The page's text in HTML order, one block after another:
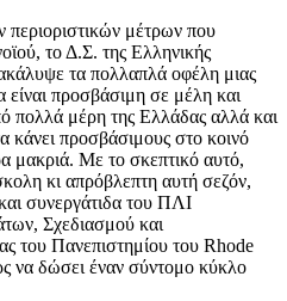
περιοριστικών μέτρων που
το Δ.Σ. της Ελληνικής
τα πολλαπλά οφέλη μιας
είναι προσβάσιμη σε μέλη και
πολλά μέρη της Ελλάδας αλλά και
κάνει προσβάσιμους στο κοινό
μακριά. Με το σκεπτικό αυτό,
κι απρόβλεπτη αυτή σεζόν,
συνεργάτιδα του ΠΛΙ
Σχεδιασμού και
του Πανεπιστημίου του Rhode
να δώσει έναν σύντομο κύκλο